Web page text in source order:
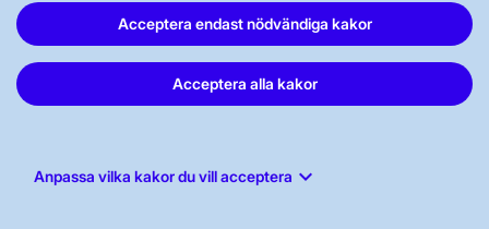
Acceptera endast nödvändiga kakor
Acceptera alla kakor
Anpassa vilka kakor du vill acceptera keyboard_arrow_down
Svenska kraftnät, Box 1200, 172 24
Tel: 010-475 80 00